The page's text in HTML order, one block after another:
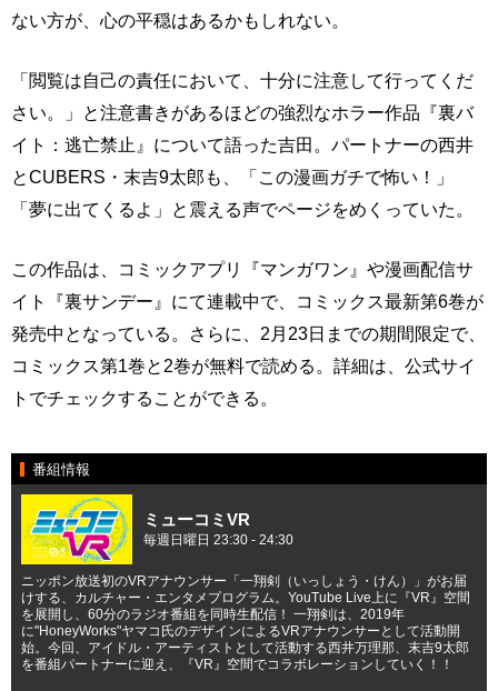
ない方が、心の平穏はあるかもしれない。
「閲覧は自己の責任において、十分に注意して行ってくだ
さい。」と注意書きがあるほどの強烈なホラー作品『裏バ
イト：逃亡禁止』について語った吉田。パートナーの西井
とCUBERS・末吉9太郎も、「この漫画ガチで怖い！」
「夢に出てくるよ」と震える声でページをめくっていた。
この作品は、コミックアプリ『マンガワン』や漫画配信サ
イト『裏サンデー』にて連載中で、コミックス最新第6巻が
発売中となっている。さらに、2月23日までの期間限定で、
コミックス第1巻と2巻が無料で読める。詳細は、公式サイ
トでチェックすることができる。
番組情報
ミューコミVR
毎週日曜日 23:30 - 24:30
ニッポン放送初のVRアナウンサー「一翔剣（いっしょう・けん）」がお届
けする、カルチャー・エンタメプログラム。YouTube Live上に『VR』空間
を展開し、60分のラジオ番組を同時生配信！ 一翔剣は、2019年
に"HoneyWorks"ヤマコ氏のデザインによるVRアナウンサーとして活動開
始。今回、アイドル・アーティストとして活動する西井万理那、末吉9太郎
を番組パートナーに迎え、『VR』空間でコラボレーションしていく！！